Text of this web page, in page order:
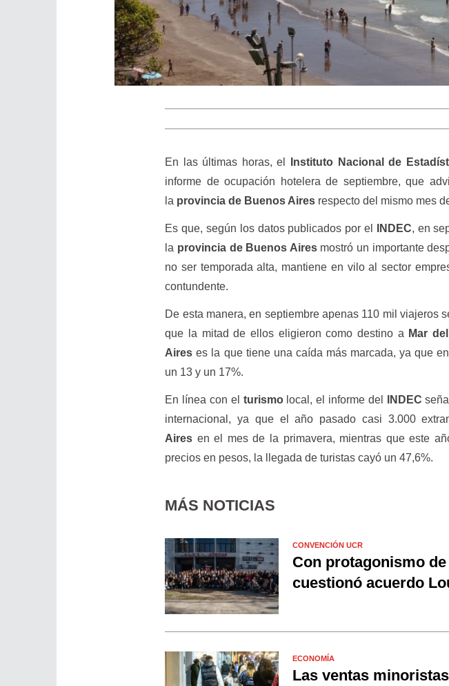
En las últimas horas, el Instituto Nacional de
informe de ocupación hotelera de septiembre, que
la provincia de Buenos Aires respecto del mismo mes
Es que, según los datos publicados por el INDEC, en
la provincia de Buenos Aires mostró un importante
no ser temporada alta, mantiene en vilo al sector
contundente.
De esta manera, en septiembre apenas 110 mil viajeros
que la mitad de ellos eligieron como destino a Mar
Aireses la que tiene una caída más marcada, ya que
un 13 y un 17%.
En línea con el turismo local, el informe del INDEC
internacional, ya que el año pasado casi 3.000
Aires en el mes de la primavera, mientras que este
precios en pesos, la llegada de turistas cayó un 47,6%.
MÁS NOTICIAS
CONVENCIÓN UCR
Con protagonismo
cuestionó acuerdo
ECONOMÍA
Las ventas